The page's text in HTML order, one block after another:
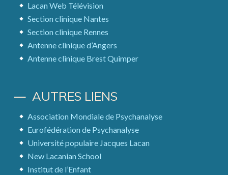
Lacan Web Télévision
Section clinique Nantes
Section clinique Rennes
Antenne clinique d’Angers
Antenne clinique Brest Quimper
AUTRES LIENS
Association Mondiale de Psychanalyse
Eurofédération de Psychanalyse
Université populaire Jacques Lacan
New Lacanian School
Institut de l’Enfant